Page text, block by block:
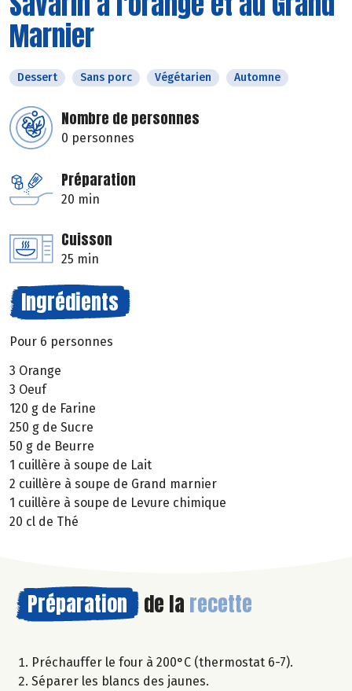
Marnier
Dessert Sans porc Végétarien Automne
Nombre de personnes
0 personnes
Préparation
20 min
Cuisson
25 min
Ingrédients
Pour 6 personnes
3 Orange
3 Oeuf
120 g de Farine
250 g de Sucre
50 g de Beurre
1 cuillère à soupe de Lait
2 cuillère à soupe de Grand marnier
1 cuillère à soupe de Levure chimique
20 cl de Thé
Préparation de la recette
Préchauffer le four à 200°C (thermostat 6-7).
Séparer les blancs des jaunes.